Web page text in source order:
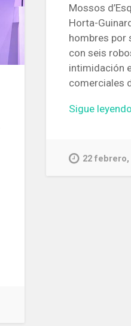
Mossos
Horta-
hombres por
con seis
intimidación
comerciales
Sigue leyendo
22 febrero,